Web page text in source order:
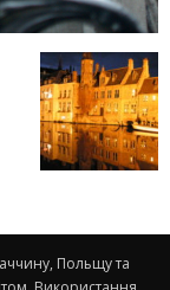
Польщу та